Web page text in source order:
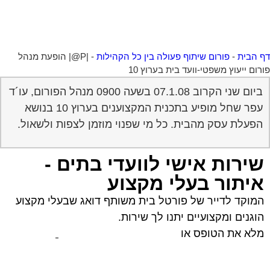
הבית- פורום שיתוף פעולה בין כל הקהילות-
|P@| הופעת מנהל
ייעוץ משפטי-וועד בית בערוץ 10
ביום שני הקרוב 07.1.08 בשעה 0900 מנהל הפורום, עו´ד
עפר שחל מופיע בתכנית המקצוענים בערוץ 10 בנושא
הפעלת עסק מהבית. כל מי שפנוי מוזמן לצפות ולשאול.
שירות אישי לוועדי בתים -
איתור בעלי מקצוע
המוקד לדייר של פורטל בית משותף דואג שבעלי מקצוע
הוגנים ומקצועיים יתנו לך שירות.
מלא את הטופס אולחץ לשליחת הודעת ווצאפ